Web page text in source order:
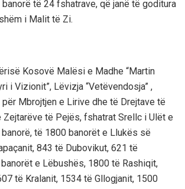
të 24 fshatrave, që janë të goditura
i Malit të Zi.
Kosovë Malësi e Madhe “Martin
i Vizionit”, Lëvizja “Vetëvendosja” ,
Mbrojtjen e Lirive dhe të Drejtave të
Zejtarëve të Pejës, fshatrat Srellc i Ulët e
të 1800 banorët e Llukës së
843 të Dubovikut, 621 të
e Lëbushës, 1800 të Rashiqit,
të Kralanit, 1534 të Gllogjanit, 1500